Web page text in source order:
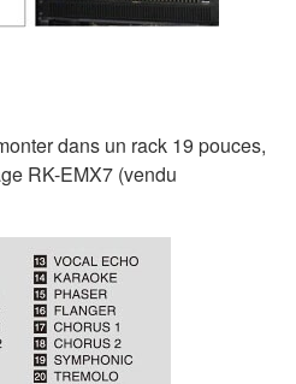
dans un rack 19 pouces,
RK-EMX7 (vendu